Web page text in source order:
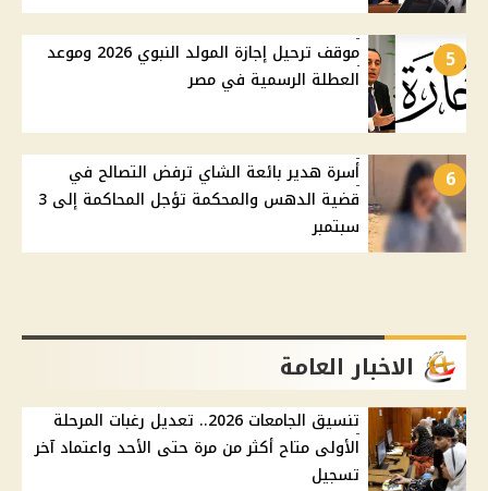
5
موقف ترحيل إجازة المولد النبوي 2026 وموعد
العطلة الرسمية في مصر
6
أسرة هدير بائعة الشاي ترفض التصالح في
قضية الدهس والمحكمة تؤجل المحاكمة إلى 3
سبتمبر
الاخبار العامة
تنسيق الجامعات 2026.. تعديل رغبات المرحلة
الأولى متاح أكثر من مرة حتى الأحد واعتماد آخر
تسجيل